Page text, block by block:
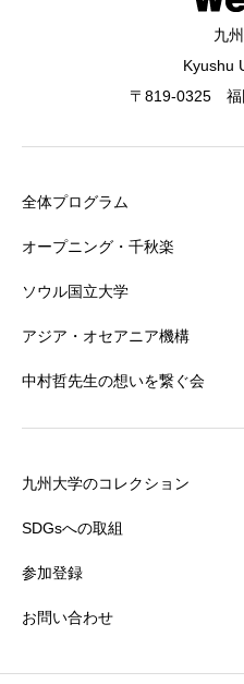
九
Kyushu
〒819-0325 福
全体プログラム
オープニング・千秋楽
ソウル国立大学
アジア・オセアニア機構
中村哲先生の想いを繋ぐ会
九州大学のコレクション
SDGsへの取組
参加登録
お問い合わせ